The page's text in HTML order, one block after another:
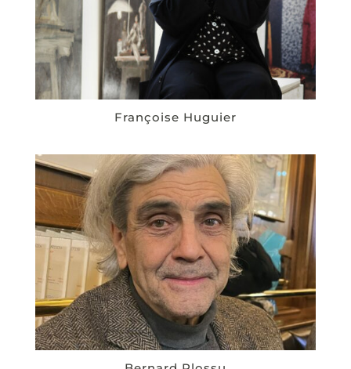
Françoise Huguier